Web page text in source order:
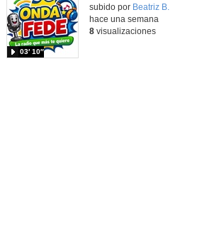
Contenido educativo.
subido por Beatriz B.
03′ 10″
hace una semana
8visualizaciones